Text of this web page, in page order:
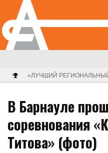
«ЛУЧШИЙ
В Барнауле
соревнования
Титова» (фото)